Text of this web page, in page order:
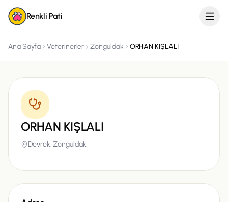
Renkli Pati
Ana Sayfa Veterinerler Zonguldak ORHAN KIŞLALI
ORHAN KIŞLALI
Devrek,Zonguldak